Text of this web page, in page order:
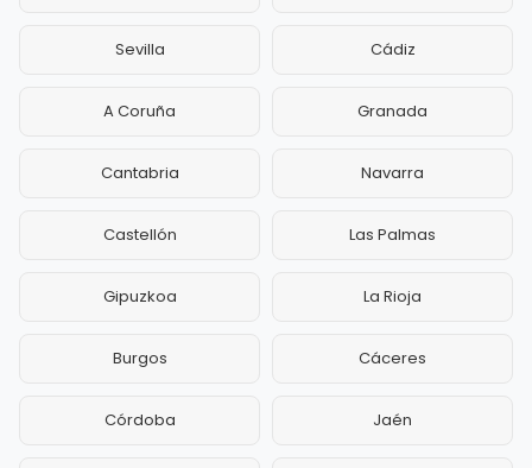
Sevilla Cádiz
A Coruña Granada
Cantabria Navarra
Castellón Las Palmas
Gipuzkoa La Rioja
Burgos Cáceres
Córdoba Jaén